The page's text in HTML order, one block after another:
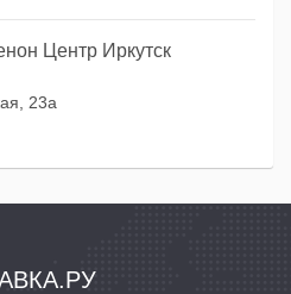
Центр Иркутск
23а